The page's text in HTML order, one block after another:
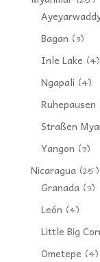
Bagan (3)
Inle Lake (4)
Ngapali (4)
Ruhepausen
Straßen
Yangon (3)
Nicaragua(25)
Granada(3)
León (4)
Little Big
Ometepe (4)